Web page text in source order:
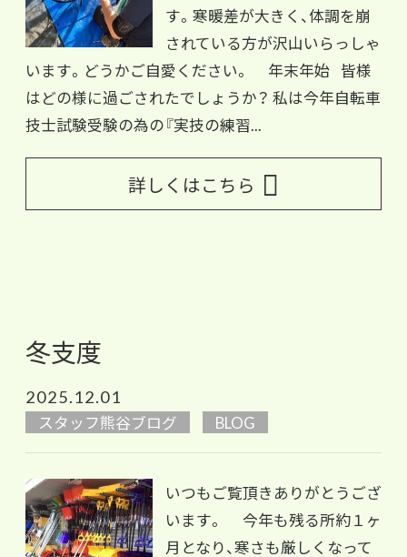
す。寒暖差が大きく、体調を崩
されている方が沢山いらっしゃ
います。どうかご自愛ください。 年末年始 皆様
はどの様に過ごされたでしょうか？ 私は今年自転車
技士試験受験の為の『実技の練習...
詳しくはこちら
冬支度
2025.12.01
スタッフ熊谷ブログ BLOG
いつもご覧頂きありがとうござ
います。 今年も残る所約１ヶ
月となり、寒さも厳しくなって